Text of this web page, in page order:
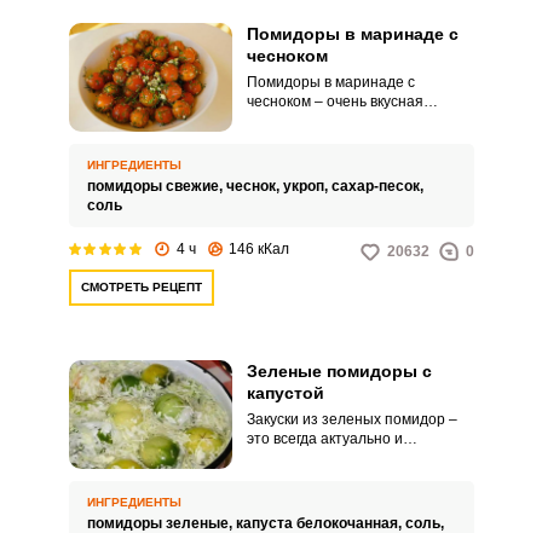
Помидоры в маринаде с
чесноком
Помидоры в маринаде с
чесноком – очень вкусная
сладость.
ИНГРЕДИЕНТЫ
помидоры свежие, чеснок, укроп, сахар-песок,
соль
4 ч 146 кКал 20632 0
СМОТРЕТЬ РЕЦЕПТ
Зеленые помидоры с
капустой
Закуски из зеленых помидор –
это всегда актуально и
приемы пищи.
ИНГРЕДИЕНТЫ
помидоры зеленые, капуста белокочанная, соль,